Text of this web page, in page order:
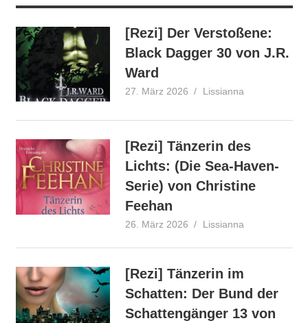
[Rezi] Der Verstoßene:
Black Dagger 30 von J.R.
Ward
27. März 2026 Lissianna
[Rezi] Tänzerin des
Lichts: (Die Sea-Haven-
Serie) von Christine
Feehan
26. März 2026 Lissianna
[Rezi] Tänzerin im
Schatten: Der Bund der
Schattengänger 13 von